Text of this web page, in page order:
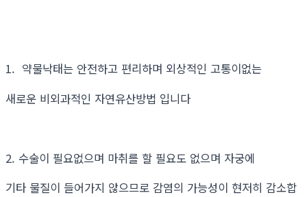
1. 약물낙태는 안전하고 편리하며 외상적인 고통이없는
새로운 비외과적인 자연유산방법 입니다
2. 수술이 필요없으며 마취를 할 필요도 없으며 자궁에
기타 물질이 들어가지 않으므로 감염의 가능성이 현저히 감소합